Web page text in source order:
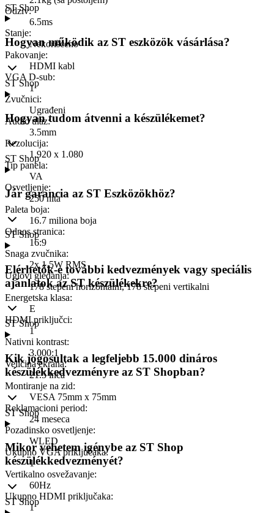
Odziv:
6.5ms
Stanje:
Nekorišćeno
Pakovanje:
HDMI kabl
VGA D-sub:
1
Zvučnici:
Ugrađeni
Audio ulaz:
3.5mm
Rezolucija:
1.920 x 1.080
Tip panela:
VA
Osvetljenje:
250 nita
Paleta boja:
16.7 miliona boja
Odnos stranica:
16:9
Snaga zvučnika:
2x 1.5W RMS
Uglovi gledanja:
178 stepeni horizontalni, 178 stepeni vertikalni
Energetska klasa:
E
HDMI priključci:
1
Nativni kontrast:
3.000:1
Veličina ekrana:
21.5 inča
Montiranje na zid:
VESA 75mm x 75mm
Reklamacioni period:
24 meseca
Pozadinsko osvetljenje:
WLED
Ukupno VGA priključaka:
1
Vertikalno osvežavanje:
60Hz
Ukupno HDMI priključaka:
1
ST Shop
Hogyan működik az ST eszközök vásárlása?
ST Shop
Hogyan tudom átvenni a készülékemet?
ST Shop
Jár garancia az ST Eszközökhöz?
ST Shop
Elérhetők-e további kedvezmények vagy speciális
ajánlatok az ST készülékekre?
ST Shop
Kik jogosultak a legfeljebb 15.000 dináros
készülékkedvezményre az ST Shopban?
ST Shop
Mikor vehetem igénybe az ST Shop
készülékkedvezményét?
ST Shop